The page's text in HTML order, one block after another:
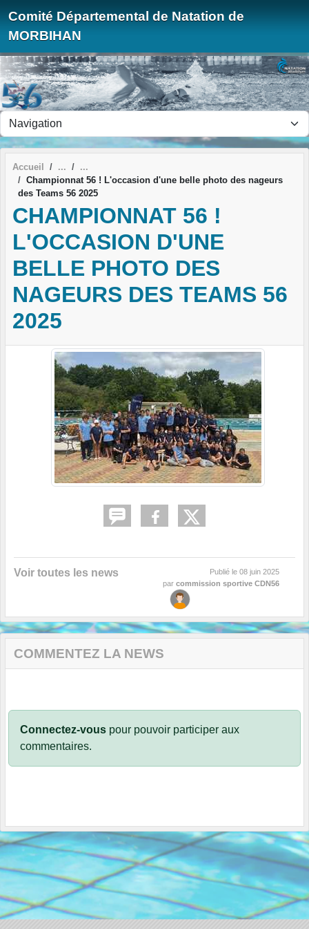
Comité Départemental de Natation de
MORBIHAN
Accueil
Championnat 56 ! L'occasion d'une belle photo des nageurs
des Teams 56 2025
CHAMPIONNAT 56 !
L'OCCASION D'UNE
BELLE PHOTO DES
NAGEURS DES TEAMS 56
2025
Voir toutes les news Publié le 08 juin 2025
par commission sportive CDN56
COMMENTEZ LA NEWS
Connectez-vous pour pouvoir participer aux
commentaires.